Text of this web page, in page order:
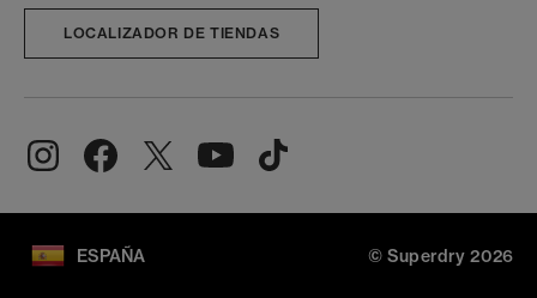
LOCALIZADOR DE TIENDAS
ESPAÑA © Superdry 2026